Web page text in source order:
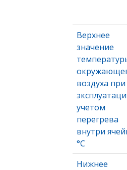
Верхнее
значение
воздуха при
учетом
перегрева
внутри
°С
Нижнее